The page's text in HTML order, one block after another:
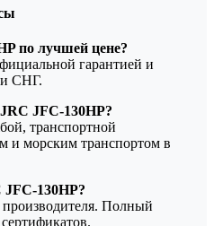
по лучшей цене?
гарантией и
и СНГ.
JFC-130HP?
транспортной
и морским транспортом в
JFC-130HP?
Полный